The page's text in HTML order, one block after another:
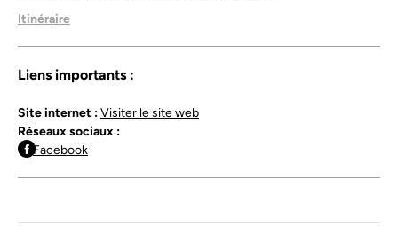
Dimanche :
Itinéraire
Liens importants :
Site internet :Visiter le site web
Réseaux sociaux :
Facebook